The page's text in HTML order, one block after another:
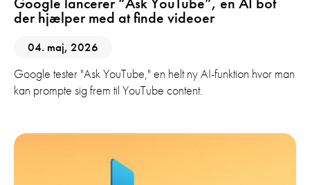
der hjælper med at finde videoer
04. maj, 2026
Google tester "Ask YouTube," en helt ny AI-funktion hvor man
kan prompte sig frem til YouTube content.